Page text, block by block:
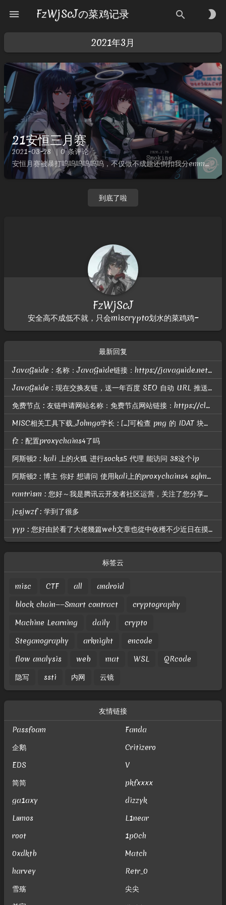
menu FzWjScJの菜鸡记录 search brightness_2
2021年3月
21安恒三月赛
2021-03-28 ｜0 条评论
安恒月赛被暴打呜呜呜呜呜呜，不仅做不成题还倒扣我分emmm放错了V神tql这次边hvv边打CTF，效率有些低，没有akmisc后看其他项呜呜呜MISC签到Description异世相遇！尽享美味...
到底了啦
FzWjScJ
安全高不成低不就，只会miscrypto划水的菜鸡鸡~
最新回复
JavaGuide : 名称：JavaGuide链接：https://javaguide.net头像：https://javaguide.net/icon-192.png描述：「Java学习 + 面试指南」OG：htt...
JavaGuide : 现在交换友链，送一年百度 SEO 自动 URL 推送； 智能自动推送介绍地址：https://nogeek.cn/product/baidu-seo-auto-push-daily.html
免费节点 : 友链申请网站名称：免费节点网站链接：https://clashgithub.com网站头像：https://clashgithub.com/wp-content/uploads/avatar.p...
MISC相关工具下载_Johngo学长 : [...]可检查 png 的 IDAT 块是否有问题相关题目可参考：https://blog.csdn.net/u010391191/article/details/80818785有关解题脚本...
fz : 配置proxychains4了吗
阿斯顿2 : kali 上的火狐 进行socks5 代理 能访问 38这个ip
阿斯顿2 : 博主 你好 想请问 使用kali上的proxychains4 sqlmap 进行扫描 提示我无法连接172.22.6.38？ 但是做了路由和代理的
rantrism : 您好～我是腾讯云开发者社区运营，关注了您分享的技术文章，觉得内容很棒，我们诚挚邀请您加入腾讯云自媒体分享计划。完整福利和申请地址请见：https://cloud.tencent.com/deve...
jcsjwzf : 学到了很多
yyp : 您好由於看了大佬幾篇web文章也從中收穫不少近日在摸索幾題web ctf的題目試了很多天之後仍然沒有什麼進展不知道你是否有空幫我看看題目並指導小妹期待你的回信
标签云
misc CTF all
android
block chain——Smart contract
cryptography
Machine Learning
daily
crypto
Steganography
arknight
encode
flow analysis
web mat WSL
QRcode
隐写
ssti 内网 云镜
友情链接
Passfoam
Fanda
企鹅
Critizero
EDS
V
简简
pkfxxxx
ga1axy
dizzyk
Lumos
L1near
root
1p0ch
0xdktb
Match
harvey
Retr_0
雪殇
尖尖